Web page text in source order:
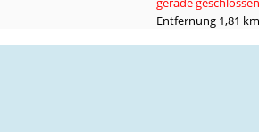
Entfernung 1,81 km